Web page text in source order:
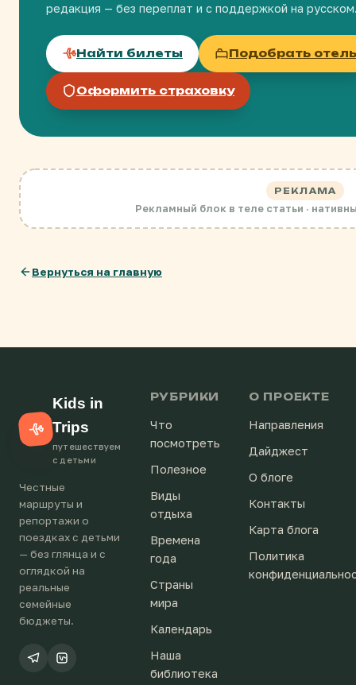
редакция — без переплат и с поддержкой на
Найти билеты Подобрать отель
Оформить страховку
РЕКЛАМА
Рекламный блок в теле статьи ·
Вернуться на главную
Kids in
Trips
путешествуем
с детьми
Честные
маршруты и
репортажи о
поездках с детьми
— без глянца и с
оглядкой на
реальные
семейные
бюджеты.
РУБРИКИ
Что
посмотреть
Полезное
Виды
отдыха
Времена
года
Страны
мира
Календарь
Наша
библиотека
О ПРОЕКТЕ
Направления
Дайджест
О блоге
Контакты
Карта блога
Политика